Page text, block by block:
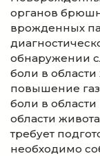
органов
врожденных
обнаружении
боли в
повышение
боли в
области
требует
необходимо